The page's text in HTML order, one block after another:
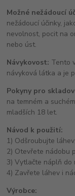
Možné nežádoucí
nežádoucí účinky,
nevolnost, pocit na
nebo úst.
Návykovost: Tento
návyková látka a je
Pokyny pro
na temném a
mladších 18 let.
Návod k použití:
1) Odšroubujte láhev;
2) Otevřete nádobu
3) Vytlačte náplň do
4) Zavřete láhev i
Výrobce: